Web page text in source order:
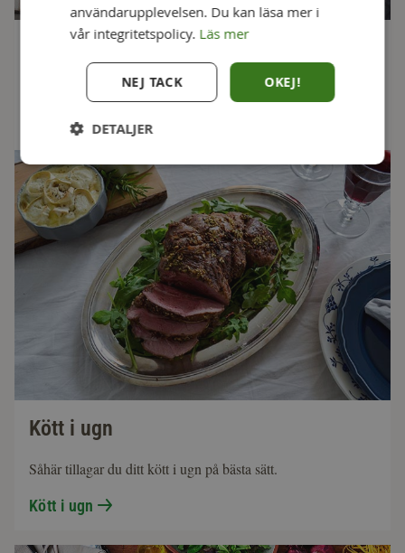
Såhär kokar du ditt kött på bästa sätt.
Koka kött
Kött i ugn
Såhär tillagar du ditt kött i ugn på bästa sätt.
Kött i ugn
användarupplevelsen. Du kan läsa mer i
vår integritetspolicy. Läs mer
OKEJ!
NEJ TACK
DETALJER